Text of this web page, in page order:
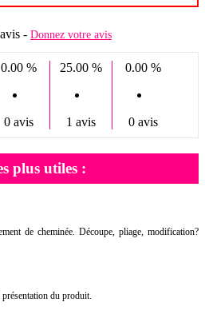
- Donnez votre avis
0.00 %
0 avis
25.00 %
1 avis
0.00 %
0 avis
plus utiles :
de cheminée. Découpe, pliage, modification?
du produit.